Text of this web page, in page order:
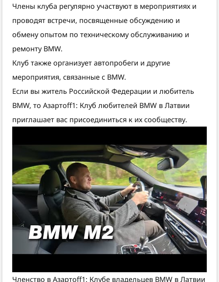
Члены клуба регулярно участвуют в мероприятиях и
проводят встречи, посвященные обсуждению и
обмену опытом по техническому обслуживанию и
ремонту BMW.
Клуб также организует автопробеги и другие
мероприятия, связанные с BMW.
Если вы житель Российской Федерации и любитель
BMW, то Азартоff1: Клуб любителей BMW в Латвии
приглашает вас присоединиться к их сообществу.
Членство в Азартоff1: Клубе владельцев BMW в Латвии